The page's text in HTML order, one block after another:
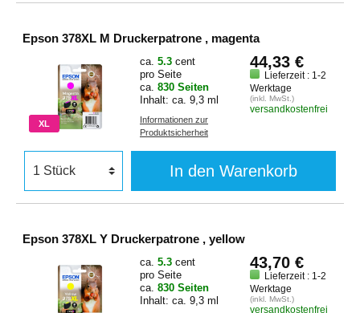
Epson 378XL M Druckerpatrone , magenta
XL
ca. 5.3 cent
pro Seite
ca. 830 Seiten
Inhalt: ca. 9,3 ml
Informationen zur
Produktsicherheit
44,33 €
Lieferzeit : 1-2
Werktage
(inkl. MwSt.)
versandkostenfrei
In den Warenkorb
Epson 378XL Y Druckerpatrone , yellow
ca. 5.3 cent
pro Seite
ca. 830 Seiten
Inhalt: ca. 9,3 ml
43,70 €
Lieferzeit : 1-2
Werktage
(inkl. MwSt.)
versandkostenfrei